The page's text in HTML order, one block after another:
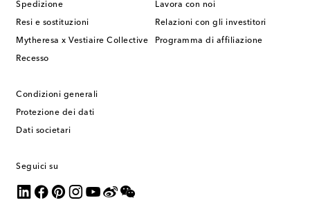
Spedizione
Resi e sostituzioni
Mytheresa x Vestiaire Collective
Recesso
Lavora con noi
Relazioni con gli investitori
Programma di affiliazione
Condizioni generali
Protezione dei dati
Dati societari
Seguici su